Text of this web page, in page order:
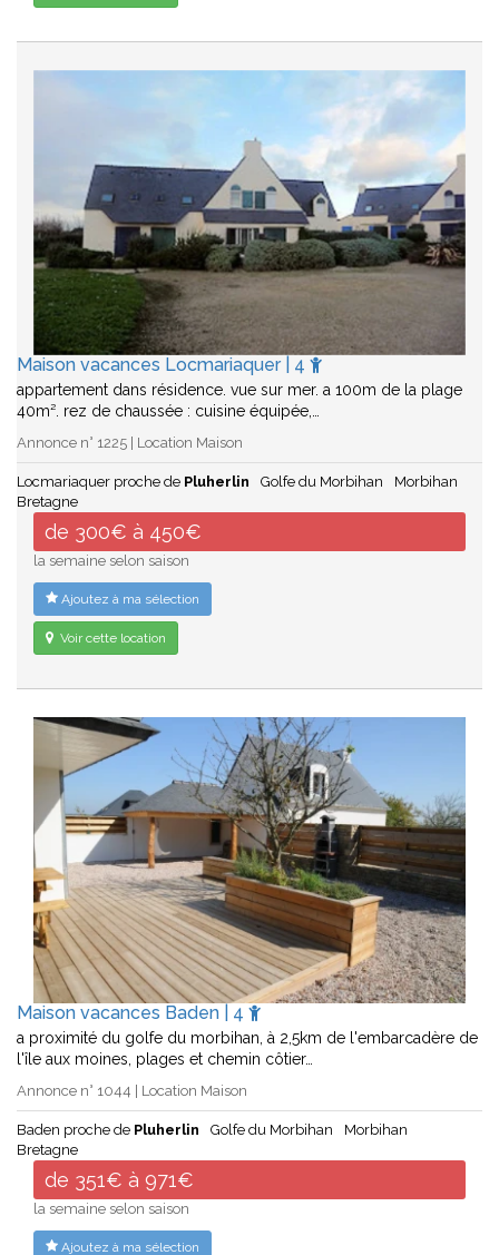
Maison vacances Locmariaquer | 4
appartement dans résidence. vue sur mer. a 100m de la plage
40m². rez de chaussée : cuisine équipée,…
Annonce n° 1225 | Location Maison
Locmariaquer proche de Pluherlin Golfe du Morbihan
Morbihan
Bretagne
de 300€ à 450€
la semaine selon saison
Ajoutez à ma sélection
Voir cette location
Maison vacances Baden | 4
a proximité du golfe du morbihan, à 2,5km de l'embarcadère de
l'île aux moines, plages et chemin côtier…
Annonce n° 1044 | Location Maison
Baden proche de Pluherlin Golfe du Morbihan
Morbihan
Bretagne
de 351€ à 971€
la semaine selon saison
Ajoutez à ma sélection